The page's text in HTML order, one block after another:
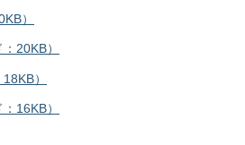
）
20KB）
）
16KB）